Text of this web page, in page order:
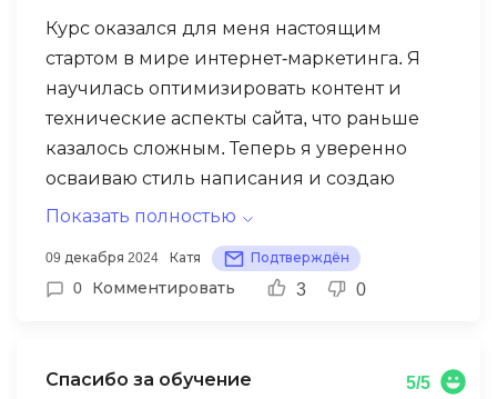
Курс оказался для меня настоящим
стартом в мире интернет-маркетинга. Я
научилась оптимизировать контент и
технические аспекты сайта, что раньше
казалось сложным. Теперь я уверенно
осваиваю стиль написания и создаю
качественный контент, что дает мне
вовремя могут направить мои знания в
нужное русло, там самым на практике учат
сфере!
Показать полностью
09 декабря 2024 Катя Подтверждён
0 Комментировать 3 0
Спасибо за обучение
5/5